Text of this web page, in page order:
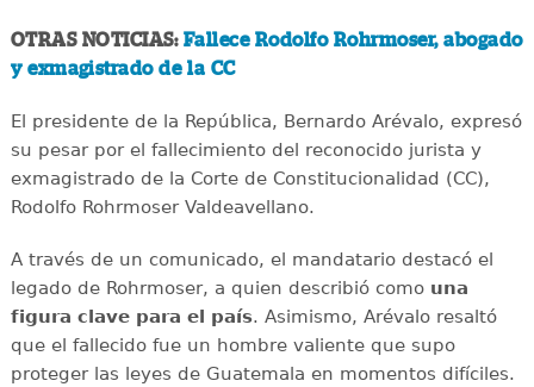
OTRAS NOTICIAS: Fallece Rodolfo Rohrmoser, abogado
y exmagistrado de la CC
El presidente de la República, Bernardo Arévalo, expresó
su pesar por el fallecimiento del reconocido jurista y
exmagistrado de la Corte de Constitucionalidad (CC),
Rodolfo Rohrmoser Valdeavellano.
A través de un comunicado, el mandatario destacó el
legado de Rohrmoser, a quien describió comouna
figura clave para el país. Asimismo, Arévalo resaltó
que el fallecido fue un hombre valiente que supo
proteger las leyes de Guatemala en momentos difíciles.